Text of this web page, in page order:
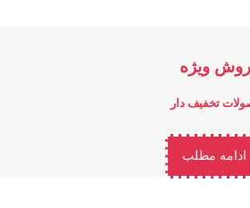
ویژه
تخفیف دار